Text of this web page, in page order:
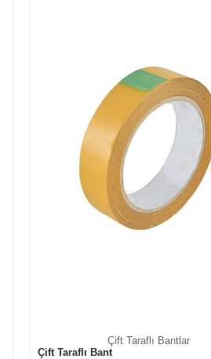
Çift Taraflı Bantlar
Çift Taraflı Bant